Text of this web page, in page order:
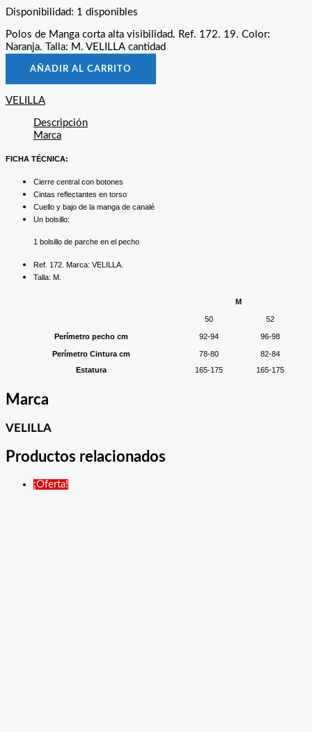
Disponibilidad: 1 disponibles
Polos de Manga corta alta visibilidad. Ref. 172. 19. Color:
Naranja. Talla: M. VELILLA cantidad
AÑADIR AL CARRITO
VELILLA
Descripción
Marca
FICHA TÉCNICA:
Cierre central con botones
Cintas reflectantes en torso
Cuello y bajo de la manga de canalé
Un bolsillo:
1 bolsillo de parche en el pecho
Ref. 172. Marca: VELILLA.
Talla: M.
M
50 52
Perímetro pecho cm 92-94 96-98
Perímetro Cintura cm 78-80
82-84
Estatura
165-175 165-175
Marca
VELILLA
Productos relacionados
¡Oferta!